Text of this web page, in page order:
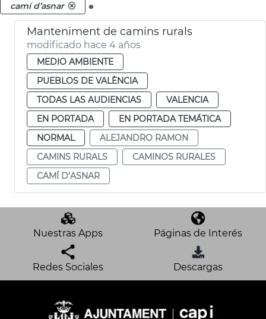
camí d’asnar
Manteniment de camins rurals
modificado hace 4 años
MEDIO AMBIENTE
PUEBLOS DE VALÈNCIA
TODAS LAS AUDIENCIAS
VALENCIA
EN PORTADA
EN PORTADA TEMÁTICA
NORMAL
ALEJANDRO RAMON
CAMINS RURALS
CAMINOS RURALES
CAMÍ D’ASNAR
Nuestras Apps Páginas de Interés
Redes Sociales Descargas